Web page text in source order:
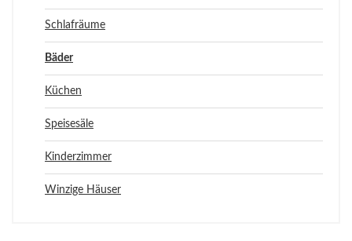
Schlafräume
Bäder
Küchen
Speisesäle
Kinderzimmer
Winzige Häuser